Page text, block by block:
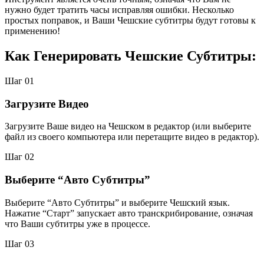
нужно будет тратить часы исправляя ошибки. Несколько
простых поправок, и Ваши Чешские субтитры будут готовы к
применению!
Как Генерировать Чешские Субтитры:
Шаг 01
Загрузите Видео
Загрузите Ваше видео на Чешском в редактор (или выберите
файл из своего компьютера или перетащите видео в редактор).
Шаг 02
Выберите “Авто Субтитры”
Выберите “Авто Субтитры” и выберите Чешский язык.
Нажатие “Старт” запускает авто транскрибирование, означая
что Ваши субтитры уже в процессе.
Шаг 03